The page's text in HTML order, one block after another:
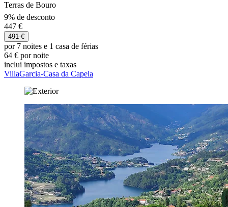
Terras de Bouro
9% de desconto
447 €
491 €
por 7 noites e 1 casa de férias
64 € por noite
inclui impostos e taxas
VillaGarcia-Casa da Capela